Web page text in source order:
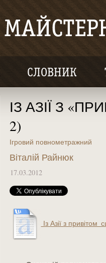
СЛОВНИК
ІЗ АЗІЇ З
2)
Ігровий повнометражний
Віталій Райнюк
17.03.2012
Із Азії з